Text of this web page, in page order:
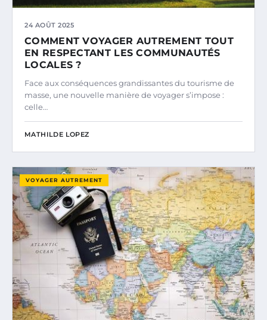
24 AOÛT 2025
COMMENT VOYAGER AUTREMENT TOUT
EN RESPECTANT LES COMMUNAUTÉS
LOCALES ?
Face aux conséquences grandissantes du tourisme de
masse, une nouvelle manière de voyager s’impose :
celle…
MATHILDE LOPEZ
VOYAGER AUTREMENT